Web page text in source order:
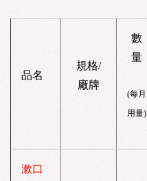
品名
規格/
廠牌
數
量
(每月
用量)
漱口